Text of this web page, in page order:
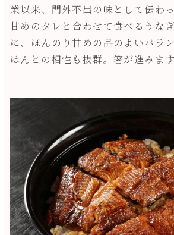
業以来、門外不出の味として伝わ
甘めのタレと合わせて食べるうな
に、ほんのり甘めの品のよいバラ
はんとの相性も抜群。箸が進みます